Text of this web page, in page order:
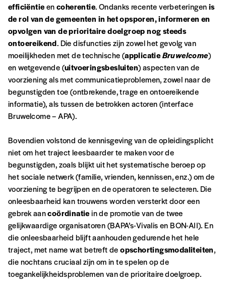
Les mots de passe ne correspondent pas
INSCRIPTION
*champs obligatoires
: Vous pouvez choisir de participer
financièrement à tout moment, même après
avoir reçu plusieurs numéros. Ce paiement
n’est pas indispensable. Il marque votre
volonté de soutenir nos activités.
NOS
FORMULES
Abonnement
1 an = 5 numéros
20€*/an
*Prix indicatif, frais de port inclus
efficiëntieencoherentie. Ondanks recente verbeteringenis
de rol van de gemeenten in het opsporen, informeren en
opvolgen van de prioritaire doelgroep nog steeds
ontoereikend. Die disfuncties zijn zowel het gevolg van
moeilijkheden met de technische (applicatieBruwelcome)
en wetgevende (uitvoeringsbesluiten) aspecten van de
voorziening als met communicatieproblemen, zowel naar de
begunstigden toe (ontbrekende, trage en ontoereikende
informatie), als tussen de betrokken actoren (interface
Bruwelcome – APA).
Bovendien volstond de kennisgeving van de opleidingsplicht
niet om het traject leesbaarder te maken voor de
begunstigden, zoals blijkt uit het systematische beroep op
het sociale netwerk (familie, vrienden, kennissen, enz.) om de
voorziening te begrijpen en de operatoren te selecteren. Die
onleesbaarheid kan trouwens worden versterkt door een
gebrek aancoördinatiein de promotie van de twee
gelijkwaardige organisatoren (BAPA’s-Vivalis en BON-AII). En
die onleesbaarheid blijft aanhouden gedurende het hele
traject, met name wat betreft deopschortingsmodaliteiten,
die nochtans cruciaal zijn om in te spelen op de
toegankelijkheidsproblemen van de prioritaire doelgroep.